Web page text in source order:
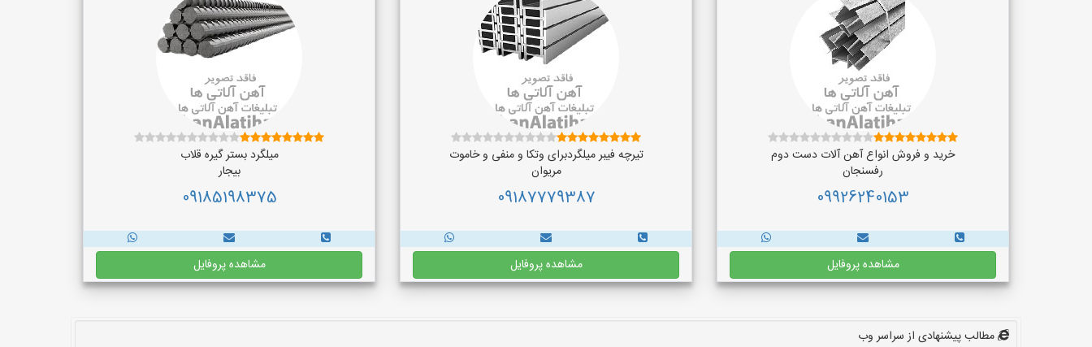
خرید و فروش انواع آهن آلات دست دوم
رفسنجان
09926240153
مشاهده پروفایل
تیرچه فیبر میلگردبرای وتکا و منفی و خاموت
مریوان
09187779387
مشاهده پروفایل
میلگرد بستر گیره قلاب
بیجار
09185198375
مشاهده پروفایل
مطالب پیشنهادی از سراسر وب